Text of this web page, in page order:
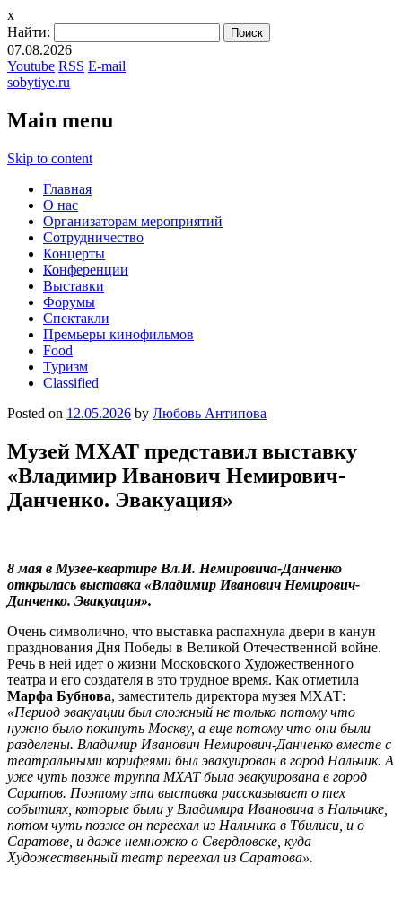
x
Найти:
07.08.2026
Youtube RSS E-mail
sobytiye.ru
Main menu
Skip to content
Главная
О нас
Организаторам мероприятий
Сотрудничество
Концерты
Конференции
Выставки
Форумы
Спектакли
Премьеры кинофильмов
Food
Туризм
Сlassified
Posted on 12.05.2026 by Любовь Антипова
Музей МХАТ представил выставку
«Владимир Иванович Немирович-
Данченко. Эвакуация»
8 мая в Музее-квартире Вл.И. Немировича-Данченко
открылась выставка «Владимир Иванович Немирович-
Данченко. Эвакуация».
Очень символично, что выставка распахнула двери в канун
празднования Дня Победы в Великой Отечественной войне.
Речь в ней идет о жизни Московского Художественного
театра и его создателя в это трудное время. Как отметила
Марфа Бубнова, заместитель директора музея МХАТ:
«Период эвакуации был сложный не только потому что
нужно было покинуть Москву, а еще потому что они были
разделены. Владимир Иванович Немирович-Данченко вместе с
театральными корифеями был эвакуирован в город Нальчик. А
уже чуть позже труппа МХАТ была эвакуирована в город
Саратов. Поэтому эта выставка рассказывает о тех
событиях, которые были у Владимира Ивановича в Нальчике,
потом чуть позже он переехал из Нальчика в Тбилиси, и о
Саратове, и даже немножко о Свердловске, куда
Художественный театр переехал из Саратова».